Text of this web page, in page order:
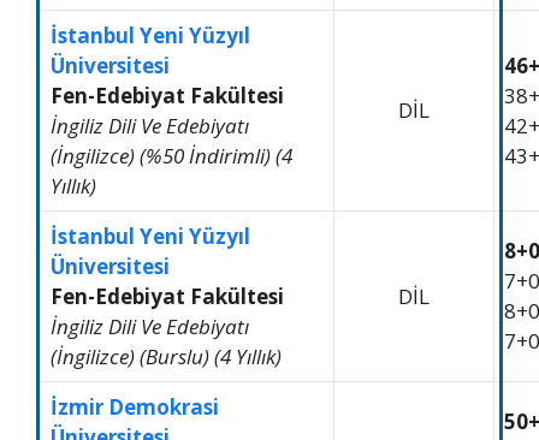
İstanbul Yeni Yüzyıl
Üniversitesi
Fen-Edebiyat Fakültesi
İngiliz Dili Ve Edebiyatı
(İngilizce) (%50 İndirimli) (4
Yıllık)
DİL
İstanbul Yeni Yüzyıl
Üniversitesi
Fen-Edebiyat Fakültesi
İngiliz Dili Ve Edebiyatı
(İngilizce) (Burslu) (4 Yıllık)
DİL
7+0
8+0
7+0
İzmir Demokrasi